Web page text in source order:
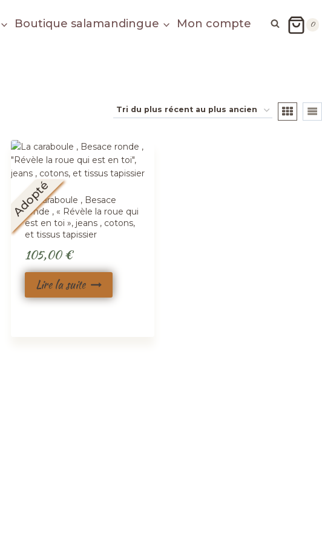
Boutique salamandingue Mon compte 0
Adopté
La caraboule , Besace
ronde , « Révèle la roue qui
est en toi », jeans , cotons,
et tissus tapissier
105,00€
Lire la suite